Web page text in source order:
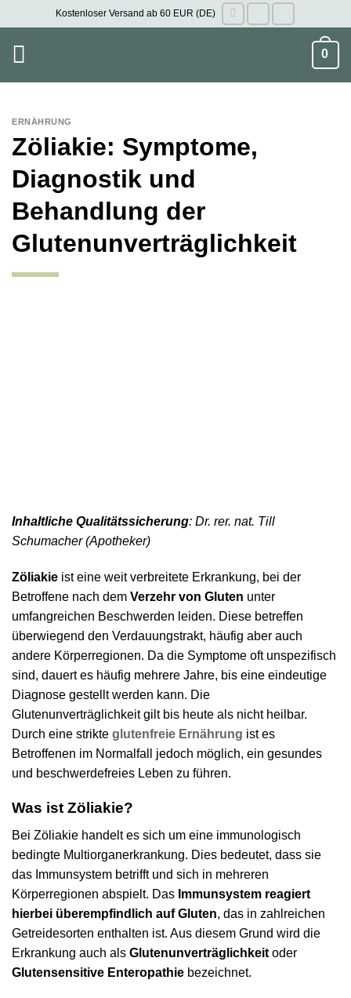
Inhalt
springen
Kostenloser Versand ab 60 EUR (DE)
0
ERNÄHRUNG
Zöliakie: Symptome,
Diagnostik und
Behandlung der
Glutenunverträglichkeit
Inhaltliche Qualitätssicherung: Dr. rer. nat. Till
Schumacher (Apotheker)
Zöliakie ist eine weit verbreitete Erkrankung, bei der
Betroffene nach dem Verzehr von Gluten unter
umfangreichen Beschwerden leiden. Diese betreffen
überwiegend den Verdauungstrakt, häufig aber auch
andere Körperregionen. Da die Symptome oft unspezifisch
sind, dauert es häufig mehrere Jahre, bis eine eindeutige
Diagnose gestellt werden kann. Die
Glutenunverträglichkeit gilt bis heute als nicht heilbar.
Durch eine strikte glutenfreie Ernährung ist es
Betroffenen im Normalfall jedoch möglich, ein gesundes
und beschwerdefreies Leben zu führen.
Was ist Zöliakie?
Bei Zöliakie handelt es sich um eine immunologisch
bedingte Multiorganerkrankung. Dies bedeutet, dass sie
das Immunsystem betrifft und sich in mehreren
Körperregionen abspielt. Das Immunsystem reagiert
hierbei überempfindlich auf Gluten, das in zahlreichen
Getreidesorten enthalten ist. Aus diesem Grund wird die
Erkrankung auch als Glutenunverträglichkeit oder
Glutensensitive Enteropathie bezeichnet.